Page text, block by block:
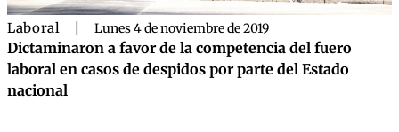
Laboral Lunes 4 de noviembre de 2019
Dictaminaron a favor de la competencia del fuero
laboral en casos de despidos por parte del Estado
nacional